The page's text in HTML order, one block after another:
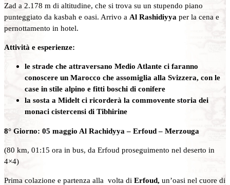
Zad a 2.178 m di altitudine, che si trova su un stupendo piano
punteggiato da kasbah e oasi. Arrivo a Al Rashidiyya per la cena e
pernottamento in hotel.
Attività e esperienze:
le strade che attraversano Medio Atlante ci faranno
conoscere un Marocco che assomiglia alla Svizzera, con le
case in stile alpino e fitti boschi di conifere
la sosta a Midelt ci ricorderà la commovente storia dei
monaci cistercensi di Tibhirine
8° Giorno: 05 maggio Al Rachidyya – Erfoud – Merzouga
(80 km, 01:15 ora in bus, da Erfoud proseguimento nel deserto in
4×4)
Prima colazione e partenza alla volta di Erfoud, un’oasi nel cuore di